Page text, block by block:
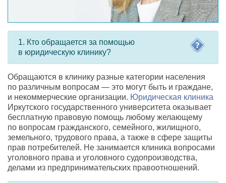
1. Кто обращается за помощью
в юридическую клинику?
Обращаются в клинику разные категории населения
по различным вопросам — это могут быть и граждане,
и некоммерческие организации. Юридическая клиника
Иркутского государственного университета оказывает
бесплатную правовую помощь любому желающему
по вопросам гражданского, семейного, жилищного,
земельного, трудового права, а также в сфере защиты
прав потребителей. Не занимается клиника вопросами
уголовного права и уголовного судопроизводства,
делами из предпринимательских правоотношений.